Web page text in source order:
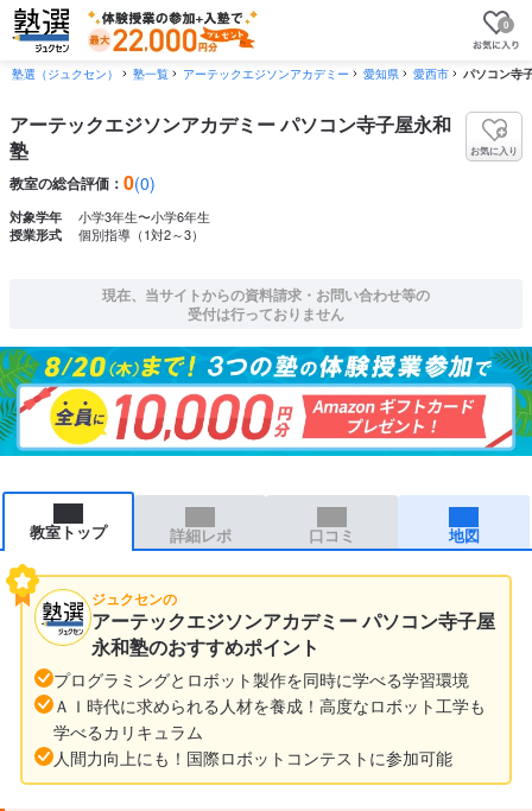
0
塾選（ジュクセン） 塾一覧 アーテックエジソンアカデミー 愛知県 愛西市 パソコン寺
アーテックエジソンアカデミー パソコン寺子屋永和
塾
教室の総合評価： 0(0)
お気に入り
対象学年 小学3年生〜小学6年生
授業形式 個別指導（1対2～3）
現在、当サイトからの資料請求・お問い合わせ等の
受付は行っておりません
教室トップ 詳細レポ 口コミ 地図
ジュクセンの
アーテックエジソンアカデミー パソコン寺子屋
永和塾のおすすめポイント
プログラミングとロボット製作を同時に学べる学習環境
ＡＩ時代に求められる人材を養成！高度なロボット工学も
学べるカリキュラム
人間力向上にも！国際ロボットコンテストに参加可能